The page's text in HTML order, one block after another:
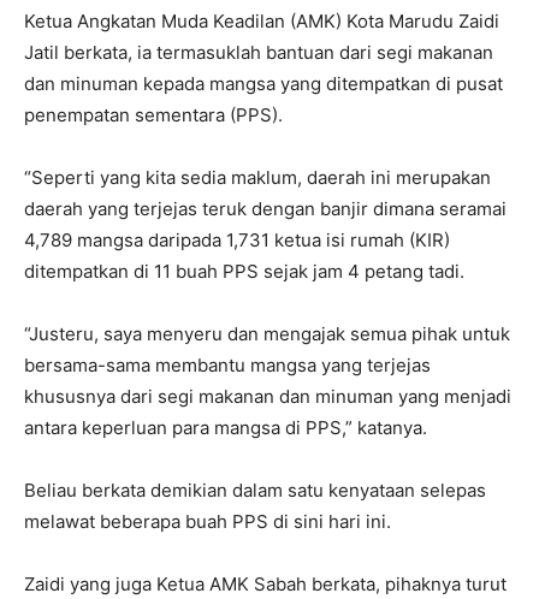
Ketua Angkatan Muda Keadilan (AMK) Kota Marudu Zaidi
Jatil berkata, ia termasuklah bantuan dari segi makanan
dan minuman kepada mangsa yang ditempatkan di pusat
penempatan sementara (PPS).
“Seperti yang kita sedia maklum, daerah ini merupakan
daerah yang terjejas teruk dengan banjir dimana seramai
4,789 mangsa daripada 1,731 ketua isi rumah (KIR)
ditempatkan di 11 buah PPS sejak jam 4 petang tadi.
“Justeru, saya menyeru dan mengajak semua pihak untuk
bersama-sama membantu mangsa yang terjejas
khususnya dari segi makanan dan minuman yang menjadi
antara keperluan para mangsa di PPS,” katanya.
Beliau berkata demikian dalam satu kenyataan selepas
melawat beberapa buah PPS di sini hari ini.
Zaidi yang juga Ketua AMK Sabah berkata, pihaknya turut